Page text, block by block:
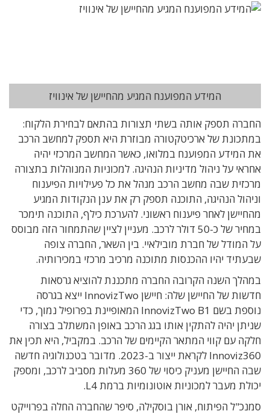
המידע המפוענח המגיע מהחיישן של אינוויז
החברה תספק אותה בשתי תצורות בהתאם לבחירת הלקוח:
במתכונת של ארכיטקטורה מבוזרת היא תספק למחשב הרכב
את המידע המפוענח במלואו, כאשר המחשב המרכזי יהיה
אחראי על ניהול מדיניות הנהיגה. למכוניות המנוהלות בתצורה
מרכזית שבה מחשב הרכב מנהל את כל פעילויות הפיענוח
וניהול הנהיגה, התוכנה תספק רק את ענן הנקודות המגיע
מהחיישן לאחר פיענוח ראשוני. להערכת כילף, התוכנה תימכר
במחיר של כ-50 דולר לרכב. מעניין לציין שהתמחור הזה מבוסס
על המודל של חברת מובילאיי. בין השאר, החברה צופה
שבעתיד יהיו ההכנסות מתוכנה מרכיב מרכזי במכירותיה.
במהלך השנה הקרובה החברה מתכננת להוציא גרסאות
חדשות של החיישן שלה: חיישן InnovizTwo ייצא בגרסה
נוספת בשם InnovizTwo B1 המאופיינת בפרופיל נמוך, כדי
שניתן יהיה להתקין אותו בגג הרכב באופן המשתלב בצורה
חלקה עם קווי המתאר הקיימים של הרכב. במקביל, היא תכין את
Innoviz360 לקראת ייצור ב-2023. מדובר בטכנולוגיה חדשה
שבה החיישן מעניק כיסוי של 360 מעלות מסביב לרכב, ומספק
יכולת מעבר למכוניות אוטונומיות ברמת L4.
סמנכ"ל הפיתוח, אורן בוסקילה, סיפר שהחברה החלה בפרוייקט